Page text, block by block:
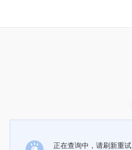
正在查询中，请刷新重试